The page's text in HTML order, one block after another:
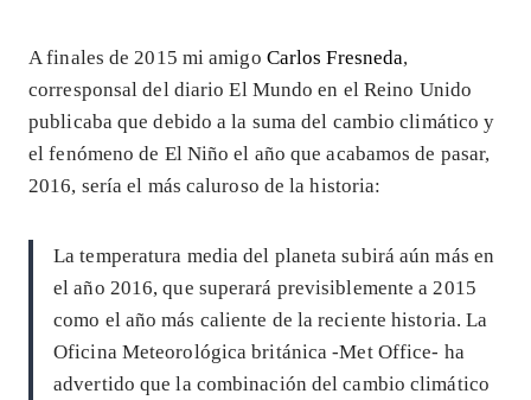
A finales de 2015 mi amigo Carlos Fresneda,
corresponsal del diario El Mundo en el Reino Unido
publicaba que debido a la suma del cambio climático y
el fenómeno de El Niño el año que acabamos de pasar,
2016, sería el más caluroso de la historia:
La temperatura media del planeta subirá aún más en
el año 2016, que superará previsiblemente a 2015
como el año más caliente de la reciente historia. La
Oficina Meteorológica británica -Met Office- ha
advertido que la combinación del cambio climático